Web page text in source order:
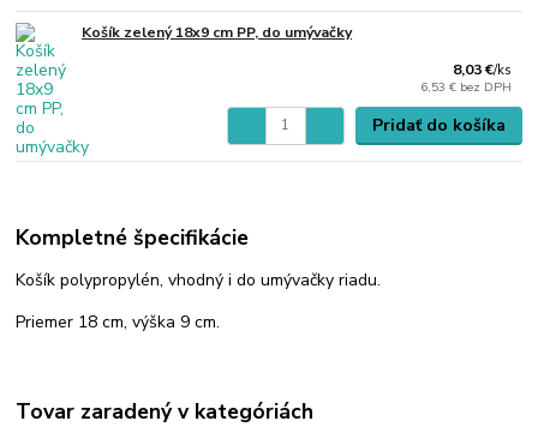
Košík zelený 18x9 cm PP, do umývačky
8,03 €/ks
6,53 € bez DPH
Pridať do košíka
Kompletné špecifikácie
Košík polypropylén, vhodný i do umývačky riadu.
Priemer 18 cm, výška 9 cm.
Tovar zaradený v kategóriách